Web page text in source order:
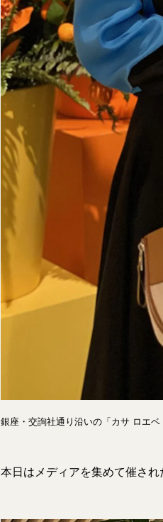
銀座・交詢社通り沿いの「カサ ロエ
本日はメディアを集めて催され